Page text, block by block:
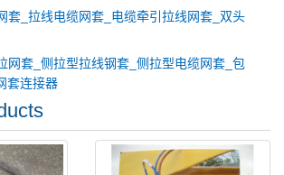
套_拉线电缆网套_电缆牵引拉线网套_双头
网套_侧拉型拉线钢套_侧拉型电缆网套_包
套连接器